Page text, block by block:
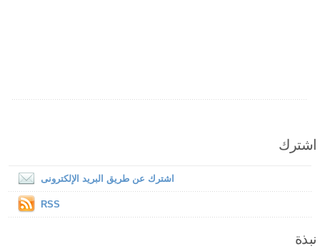
اشترك
اشترك عن طريق البريد الإلكترونى
RSS
نبذة